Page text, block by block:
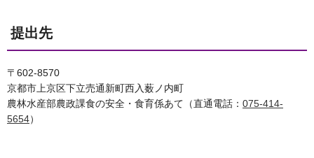
提出先
〒602-8570
京都市上京区下立売通新町西入薮ノ内町
農林水産部農政課食の安全・食育係あて（直通電話： 075-414-
5654）